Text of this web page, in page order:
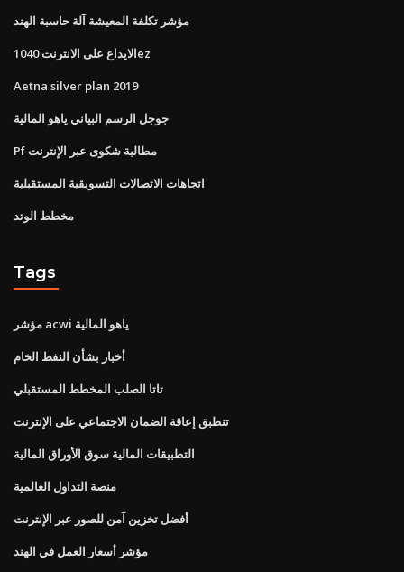
مؤشر تكلفة المعيشة آلة حاسبة الهند
الايداع على الانترنت 1040ez
Aetna silver plan 2019
جوجل الرسم البياني ياهو المالية
Pf مطالبة شكوى عبر الإنترنت
اتجاهات الاتصالات التسويقية المستقبلية
مخطط الوتد
Tags
مؤشر acwi ياهو المالية
أخبار بشأن النفط الخام
تاتا الصلب المخطط المستقبلي
تنطبق إعاقة الضمان الاجتماعي على الإنترنت
التطبيقات المالية سوق الأوراق المالية
منصة التداول العالمية
أفضل تخزين آمن للصور عبر الإنترنت
مؤشر أسعار العمل في الهند